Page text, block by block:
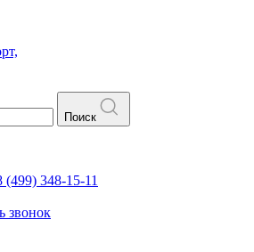
Поиск
(499) 348-15-11
звонок